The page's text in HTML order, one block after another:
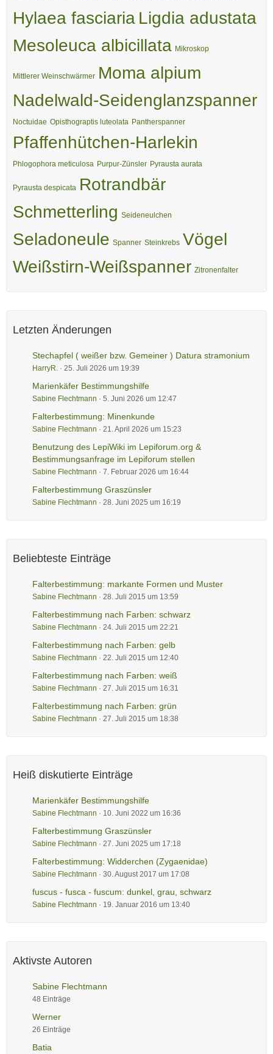
Hylaea fasciaria Ligdia adustata
Mesoleuca albicillata Mikroskop
Mittlerer Weinschwärmer Moma alpium
Nadelwald-Seidenglanzspanner
Noctuidae Opisthograptis luteolata Pantherspanner
Pfaffenhütchen-Harlekin
Phlogophora meticulosa Purpur-Zünsler Pyrausta aurata
Pyrausta despicata Rotrandbär
Schmetterling Seideneulchen
Seladoneule Spanner Steinkrebs Vögel
Weißstirn-Weißspanner Zitronenfalter
Letzten Änderungen
Stechapfel ( weißer bzw. Gemeiner ) Datura stramonium
HarryR. 25. Juli 2026 um 19:39
Marienkäfer Bestimmungshilfe
Sabine Flechtmann 5. Juni 2026 um 12:47
Falterbestimmung: Minenkunde
Sabine Flechtmann 21. April 2026 um 15:23
Benutzung des LepiWiki im Lepiforum.org &
Bestimmungsanfrage im Lepiforum stellen
Sabine Flechtmann 7. Februar 2026 um 16:44
Falterbestimmung Graszünsler
Sabine Flechtmann 28. Juni 2025 um 16:19
Beliebteste Einträge
Falterbestimmung: markante Formen und Muster
Sabine Flechtmann 28. Juli 2015 um 13:59
Falterbestimmung nach Farben: schwarz
Sabine Flechtmann 24. Juli 2015 um 22:21
Falterbestimmung nach Farben: gelb
Sabine Flechtmann 22. Juli 2015 um 12:40
Falterbestimmung nach Farben: weiß
Sabine Flechtmann 27. Juli 2015 um 16:31
Falterbestimmung nach Farben: grün
Sabine Flechtmann 27. Juli 2015 um 18:38
Heiß diskutierte Einträge
Marienkäfer Bestimmungshilfe
Sabine Flechtmann 10. Juni 2022 um 16:36
Falterbestimmung Graszünsler
Sabine Flechtmann 27. Juni 2025 um 17:18
Falterbestimmung: Widderchen (Zygaenidae)
Sabine Flechtmann 30. August 2017 um 17:08
fuscus - fusca - fuscum: dunkel, grau, schwarz
Sabine Flechtmann 19. Januar 2016 um 13:40
Aktivste Autoren
Sabine Flechtmann
48 Einträge
Werner
26 Einträge
Batia